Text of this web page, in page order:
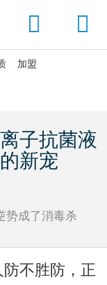


加盟
子抗菌液
新宠
势成了消毒杀
不胜防，正